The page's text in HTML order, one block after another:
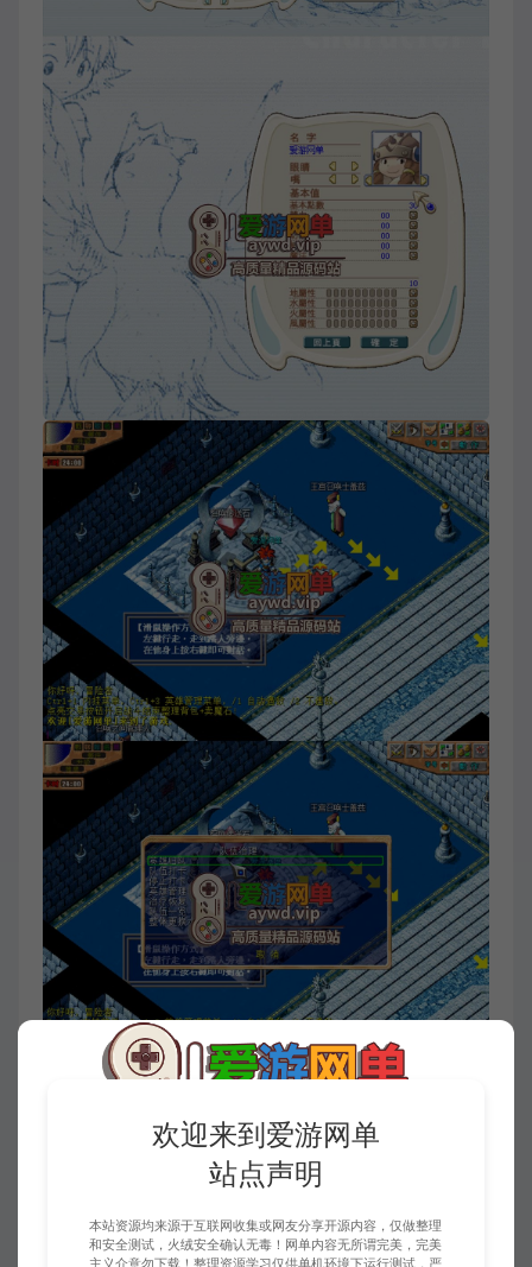
欢迎来到爱游网单
站点声明
本站资源均来源于互联网收集或网友分享开源内容，仅做整理
和安全测试，火绒安全确认无毒！网单内容无所谓完美，完美
主义介意勿下载！整理资源学习仅供单机环境下运行测试，严